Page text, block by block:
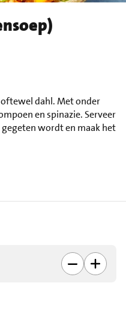
oftewel dahl. Met onder
en spinazie. Serveer
wordt en maak het